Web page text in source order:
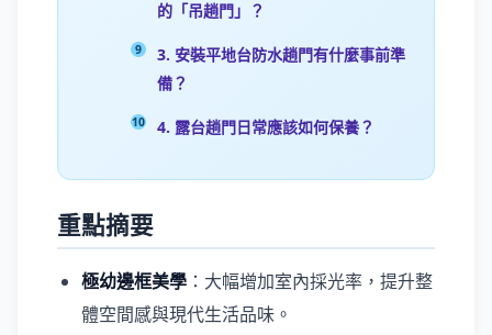
的「吊趟門」？
3. 安裝平地台防水趟門有什麼事前準
備？
4. 露台趟門日常應該如何保養？
重點摘要
極幼邊框美學 ：大幅增加室內採光率，提升整
體空間感與現代生活品味。